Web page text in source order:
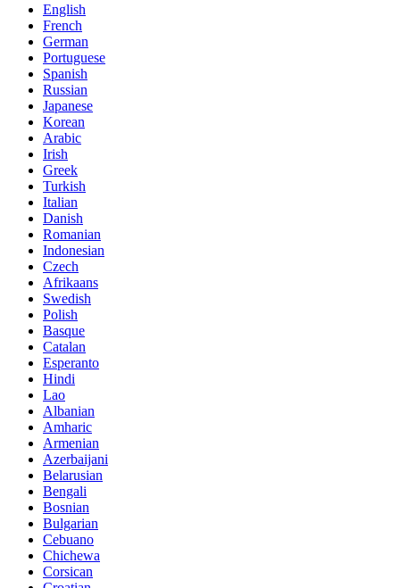
English
French
German
Portuguese
Spanish
Russian
Japanese
Korean
Arabic
Irish
Greek
Turkish
Italian
Danish
Romanian
Indonesian
Czech
Afrikaans
Swedish
Polish
Basque
Catalan
Esperanto
Hindi
Lao
Albanian
Amharic
Armenian
Azerbaijani
Belarusian
Bengali
Bosnian
Bulgarian
Cebuano
Chichewa
Corsican